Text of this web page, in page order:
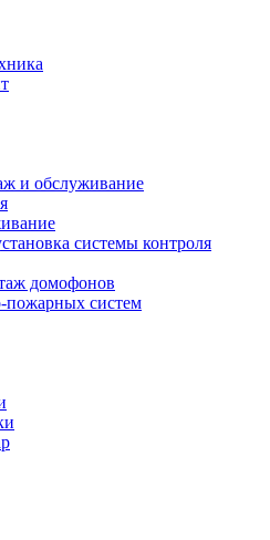
и обслуживание
системы контроля
домофонов
систем